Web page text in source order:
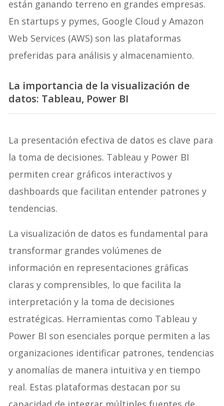
están ganando terreno en grandes empresas.
En startups y pymes, Google Cloud y Amazon
Web Services (AWS) son las plataformas
preferidas para análisis y almacenamiento.
La importancia de la visualización de
datos: Tableau, Power BI
La presentación efectiva de datos es clave para
la toma de decisiones. Tableau y Power BI
permiten crear gráficos interactivos y
dashboards que facilitan entender patrones y
tendencias.
La visualización de datos es fundamental para
transformar grandes volúmenes de
información en representaciones gráficas
claras y comprensibles, lo que facilita la
interpretación y la toma de decisiones
estratégicas. Herramientas como Tableau y
Power BI son esenciales porque permiten a las
organizaciones identificar patrones, tendencias
y anomalías de manera intuitiva y en tiempo
real. Estas plataformas destacan por su